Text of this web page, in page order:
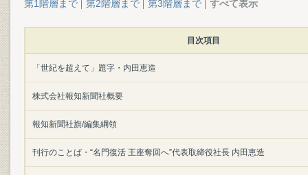
第1階層まで 第2階層まで 第3階層まで すべて表示
目次項目
「世紀を超えて」題字・内田恵造
株式会社報知新聞社概要
報知新聞社旗/編集綱領
刊行のことば・“名門復活 王座奪回へ”代表取締役社長 内田恵造